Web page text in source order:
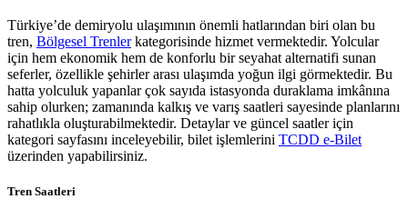
Türkiye’de demiryolu ulaşımının önemli hatlarından biri olan bu
tren, Bölgesel Trenlerkategorisinde hizmet vermektedir. Yolcular
için hem ekonomik hem de konforlu bir seyahat alternatifi sunan
seferler, özellikle şehirler arası ulaşımda yoğun ilgi görmektedir. Bu
hatta yolculuk yapanlar çok sayıda istasyonda duraklama imkânına
sahip olurken; zamanında kalkış ve varış saatleri sayesinde planlarını
rahatlıkla oluşturabilmektedir. Detaylar ve güncel saatler için
kategori sayfasını inceleyebilir, bilet işlemlerini TCDD e-Bilet
üzerinden yapabilirsiniz.
Tren Saatleri